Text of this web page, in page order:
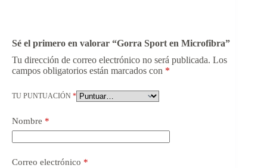
Sé el primero en valorar “Gorra Sport en Microfibra”
Tu dirección de correo electrónico no será publicada. Los
campos obligatorios están marcados con *
TU PUNTUACIÓN *
Nombre *
Correo electrónico *